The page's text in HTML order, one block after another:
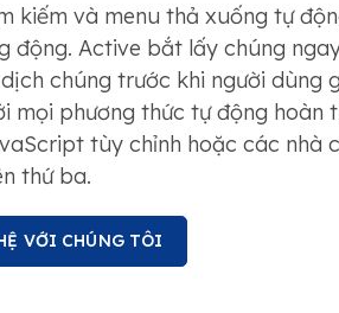
kiếm và menu thả xuống tự
động. Active bắt lấy chúng
chúng trước khi người dùng
mọi phương thức tự động hoàn
tùy chỉnh hoặc các nhà
thứ ba.
VỚI CHÚNG TÔI